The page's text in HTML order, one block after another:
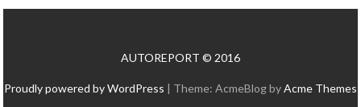
AUTOREPORT © 2016
Proudly powered by WordPress | Theme: AcmeBlog byAcme Themes